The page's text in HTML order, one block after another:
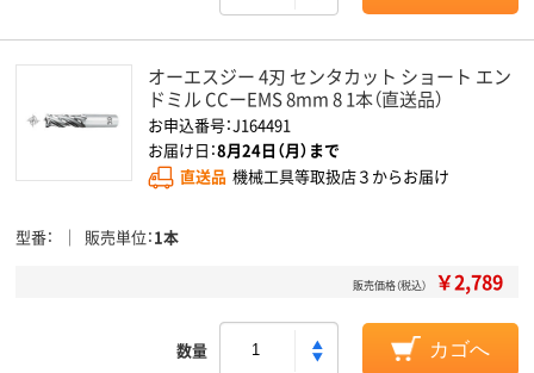
オーエスジー 4刃 センタカット ショート エン
ドミル CCーEMS 8mm 8 1本（直送品）
お申込番号：J164491
お届け日：8月24日（月）まで
直送品 機械工具等取扱店３からお届け
型番 販売単位 1本
販売価格（税込） ￥2,789
数量 カゴへ